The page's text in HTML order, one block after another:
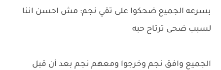
بسرعه الجميع ضحكوا على تقي نجم: مش احسن اننا
لسبب ضحى ترتاح حبه
الجميع وافق نجم وخرجوا ومعهم نجم بعد أن قبل